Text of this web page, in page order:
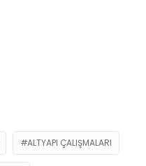
ALTYAPI ÇALIŞMALARI